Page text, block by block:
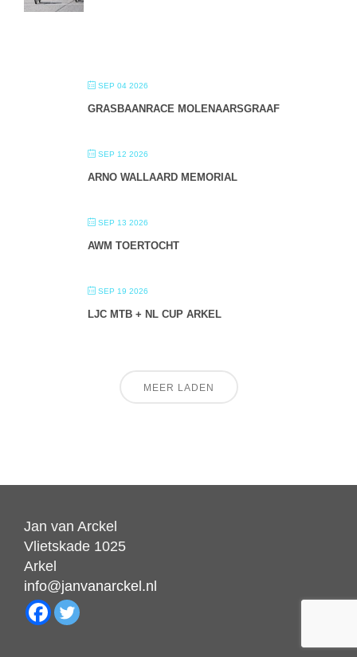
SEP 04 2026
GRASBAANRACE MOLENAARSGRAAF
SEP 12 2026
ARNO WALLAARD MEMORIAL
SEP 13 2026
AWM TOERTOCHT
SEP 19 2026
LJC MTB + NL CUP ARKEL
MEER LADEN
Jan van Arckel
Vlietskade 1025
Arkel
info@janvanarckel.nl